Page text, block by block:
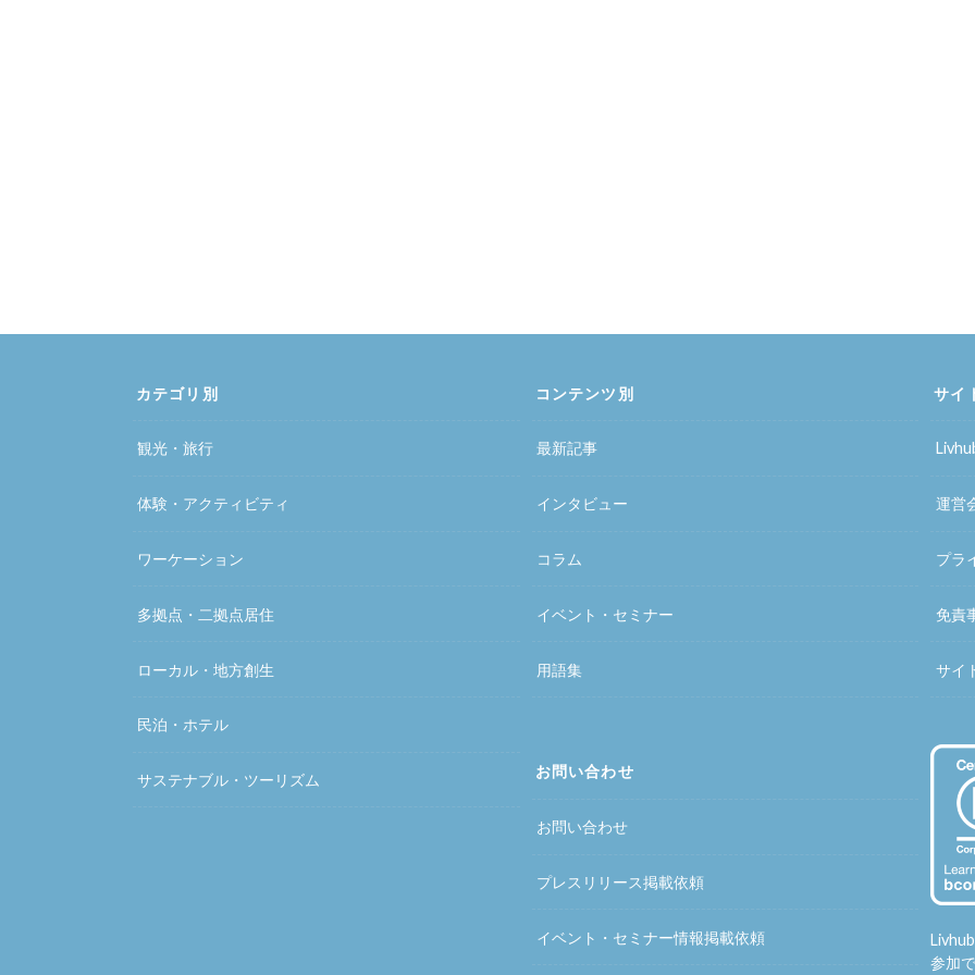
カテゴリ別
観光・旅行
体験・アクティビティ
ワーケーション
多拠点・二拠点居住
ローカル・地方創生
民泊・ホテル
サステナブル・ツーリズム
コンテンツ別
最新記事
インタビュー
コラム
イベント・セミナー
用語集
お問い合わせ
お問い合わせ
プレスリリース掲載依頼
イベント・セミナー情報掲載依頼
サイ
運営
プラ
免責
サイ
参加